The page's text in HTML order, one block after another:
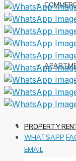
PROPERTY
WHATSAPP
EMAIL